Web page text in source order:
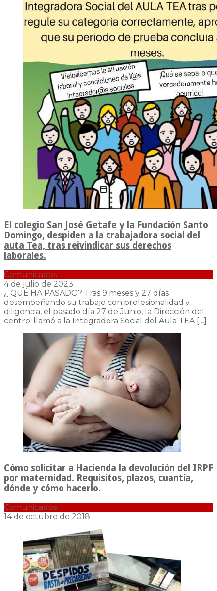
El colegio San José Getafe y la Fundación Santo
Domingo, despiden a la trabajadora social del
auta Tea, tras reivindicar sus derechos
laborales.
Comunicados
4 de julio de 2023
¿ QUÉ HA PASADO? Tras 9 meses y 27 días
desempeñando su trabajo con profesionalidad y
diligencia, el pasado día 27 de Junio, la Dirección del
centro, llamó a la Integradora Social del Aula TEA […]
Cómo solicitar a Hacienda la devolución del IRPF
por maternidad. Requisitos, plazos, cuantía,
dónde y cómo hacerlo.
Comunicados
14 de octubre de 2018